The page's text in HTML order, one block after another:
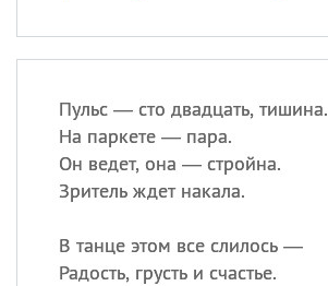
Пульс — сто двадцать, тишина.
На паркете — пара.
Он ведет, она — стройна.
Зритель ждет накала.
В танце этом все слилось —
Радость, грусть и счастье.